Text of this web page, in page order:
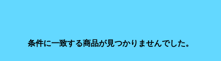
条件に一致する商品が見つかりませんでした。